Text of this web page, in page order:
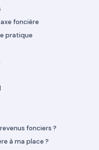
foncière
pratique
fonciers ?
à ma place ?